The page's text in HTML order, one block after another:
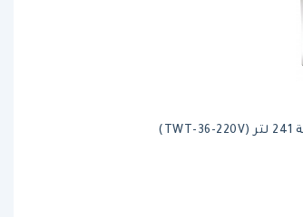
ثلاجة مسطحةبسعة 241 لتر (TWT-36-220V)